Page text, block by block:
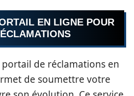
EN LIGNE POUR
portail de réclamations en
de soumettre votre